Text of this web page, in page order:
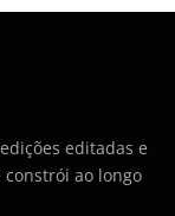
editadas e
ao longo